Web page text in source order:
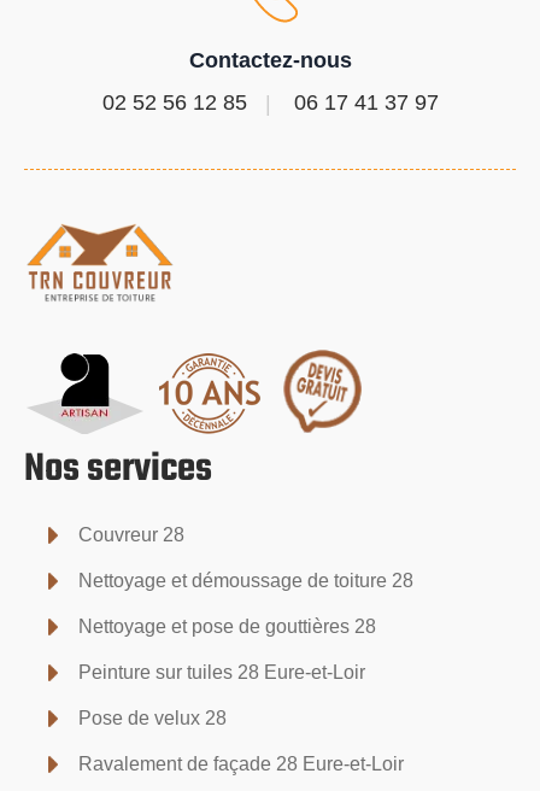
Contactez-nous
02 52 56 12 85
06 17 41 37 97
Nos services
Couvreur 28
Nettoyage et démoussage de toiture 28
Nettoyage et pose de gouttières 28
Peinture sur tuiles 28 Eure-et-Loir
Pose de velux 28
Ravalement de façade 28 Eure-et-Loir